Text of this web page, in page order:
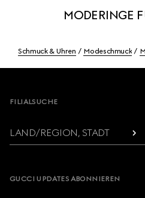
MODERINGE
Schmuck & Uhren Modeschmuck
FILIALSUCHE
LAND/REGION, STADT
GUCCI UPDATES ABONNIEREN